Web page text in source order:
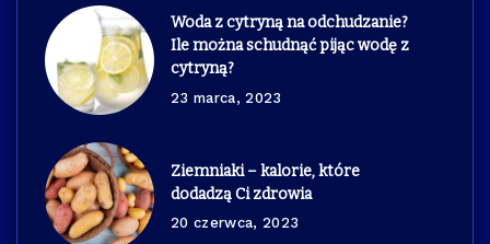
Woda z cytryną na odchudzanie?
Ile można schudnąć pijąc wodę z
cytryną?
23 marca, 2023
Ziemniaki – kalorie, które
dodadzą Ci zdrowia
20 czerwca, 2023